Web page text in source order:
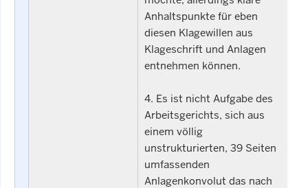
Anhaltspunkte für eben
diesen Klagewillen aus
Klageschrift und Anlagen
entnehmen können.
4. Es ist nicht Aufgabe des
Arbeitsgerichts, sich aus
einem völlig
unstrukturierten, 39 Seiten
umfassenden
Anlagenkonvolut das nach